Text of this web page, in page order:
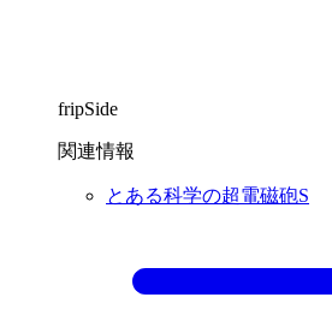
fripSide
関連情報
とある科学の超電磁砲S